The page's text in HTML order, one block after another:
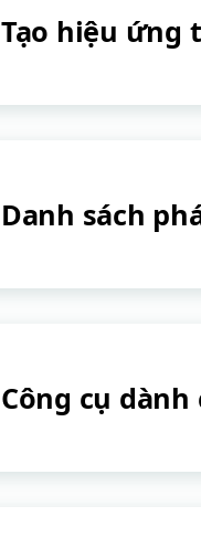
Tạo hiệu ứng
Danh sách
Công cụ